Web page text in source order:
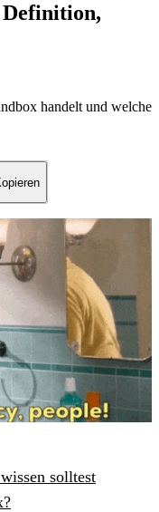
Definition,
handelt und welche
solltest